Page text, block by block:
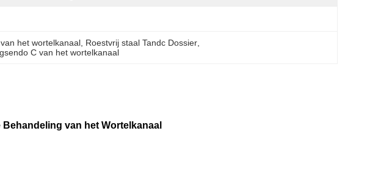
het wortelkanaal Roestvrij staal Tandc Dossier
C van het wortelkanaal
van het Wortelkanaal